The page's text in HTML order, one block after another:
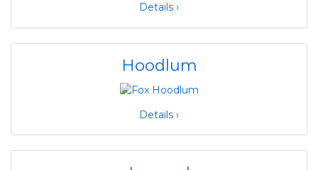
Details ›
Hoodlum
Details ›